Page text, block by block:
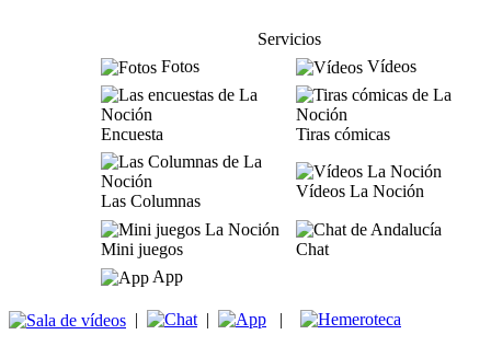
Servicios
Fotos
Vídeos
Encuesta Tiras cómicas
Las Columnas
Vídeos La Noción
Mini juegos
Chat
App
| | |